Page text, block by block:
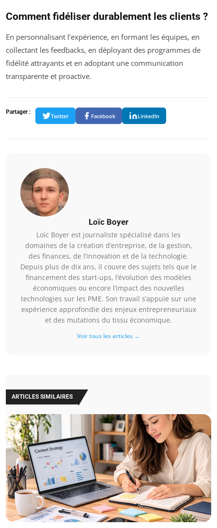
Comment fidéliser durablement les clients ?
En personnalisant l’expérience, en formant les équipes, en
collectant les feedbacks, en déployant des programmes de
fidélité attrayants et en adoptant une communication
transparente et proactive.
Partager :
Twitter Facebook LinkedIn
Loïc Boyer
Loïc Boyer est journaliste spécialisé dans les
domaines de la création d’entreprise, de la gestion,
des finances, de l’innovation et de la technologie.
Depuis plus de dix ans, il couvre des sujets tels que le
financement des start-ups, l’évolution des modèles
économiques ou encore l’impact des nouvelles
technologies sur les PME. Son travail s’appuie sur une
expérience approfondie des enjeux entrepreneuriaux
et des mutations du tissu économique.
Voir tous les articles →
ARTICLES SIMILAIRES